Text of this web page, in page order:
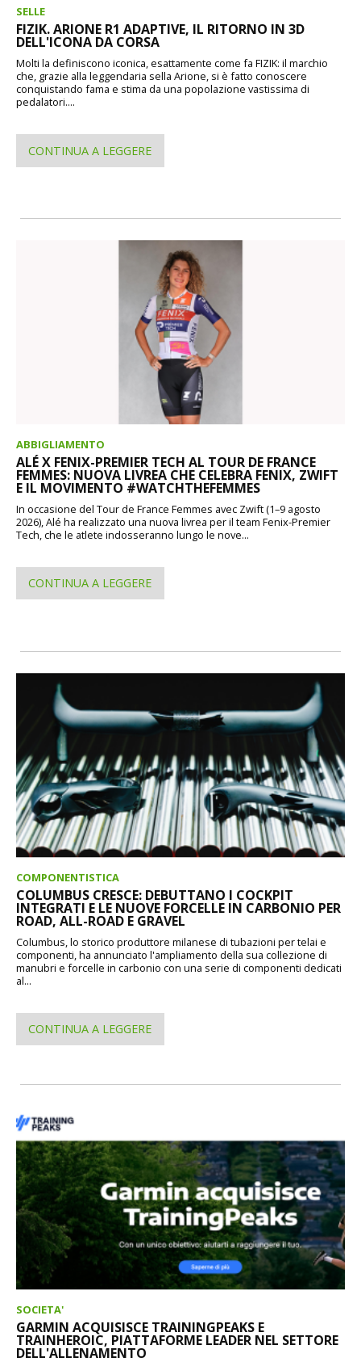
SELLE
FIZIK. ARIONE R1 ADAPTIVE, IL RITORNO IN 3D
DELL'ICONA DA CORSA
Molti la definiscono iconica, esattamente come fa FIZIK: il marchio
che, grazie alla leggendaria sella Arione, si è fatto conoscere
conquistando fama e stima da una popolazione vastissima di
pedalatori....
CONTINUA A LEGGERE
ABBIGLIAMENTO
ALÉ X FENIX-PREMIER TECH AL TOUR DE FRANCE
FEMMES: NUOVA LIVREA CHE CELEBRA FENIX, ZWIFT
E IL MOVIMENTO #WATCHTHEFEMMES
In occasione del Tour de France Femmes avec Zwift (1–9 agosto
2026), Alé ha realizzato una nuova livrea per il team Fenix-Premier
Tech, che le atlete indosseranno lungo le nove...
CONTINUA A LEGGERE
COMPONENTISTICA
COLUMBUS CRESCE: DEBUTTANO I COCKPIT
INTEGRATI E LE NUOVE FORCELLE IN CARBONIO PER
ROAD, ALL-ROAD E GRAVEL
Columbus, lo storico produttore milanese di tubazioni per telai e
componenti, ha annunciato l'ampliamento della sua collezione di
manubri e forcelle in carbonio con una serie di componenti dedicati
al...
CONTINUA A LEGGERE
SOCIETA'
GARMIN ACQUISISCE TRAININGPEAKS E
TRAINHEROIC, PIATTAFORME LEADER NEL SETTORE
DELL'ALLENAMENTO